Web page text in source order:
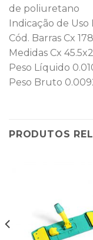
de poliuretano
Indicação de Uso
Cód. Barras Cx
Medidas Cx
Peso Líquido
Peso Bruto
PRODUTOS